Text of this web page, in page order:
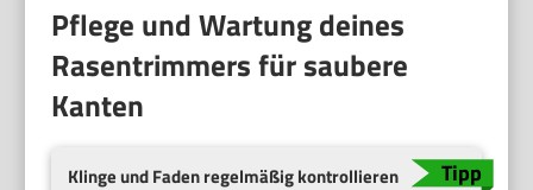
Pflege und Wartung deines
Rasentrimmers für saubere
Kanten
Klinge und Faden regelmäßig kontrollieren